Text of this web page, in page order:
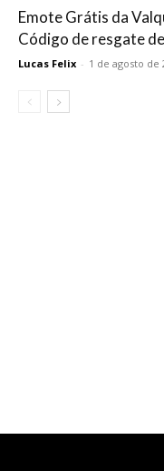
Emote Grátis da
Código de resgate
Lucas Felix - 1 de agosto de